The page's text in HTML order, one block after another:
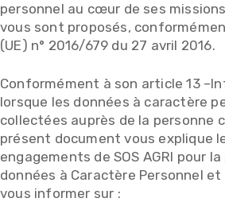
personnel au cœur de ses
vous sont proposés,
(UE) n° 2016/679 du 27 avril 2016.
Conformément à son article 13
lorsque les données à caractère
collectées auprès de la personne
présent document vous explique
engagements de SOS AGRI pour
données à Caractère Personnel
vous informer sur :